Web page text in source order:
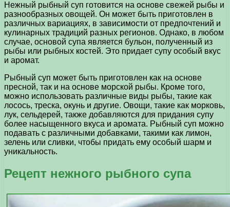
Нежный рыбный суп готовится на основе свежей рыбы и
разнообразных овощей. Он может быть приготовлен в
различных вариациях, в зависимости от предпочтений и
кулинарных традиций разных регионов. Однако, в любом
случае, основой супа является бульон, полученный из
рыбы или рыбных костей. Это придает супу особый вкус
и аромат.
Рыбный суп может быть приготовлен как на основе
пресной, так и на основе морской рыбы. Кроме того,
можно использовать различные виды рыбы, такие как
лосось, треска, окунь и другие. Овощи, такие как морковь,
лук, сельдерей, также добавляются для придания супу
более насыщенного вкуса и аромата. Рыбный суп можно
подавать с различными добавками, такими как лимон,
зелень или сливки, чтобы придать ему особый шарм и
уникальность.
Рецепт нежного рыбного супа